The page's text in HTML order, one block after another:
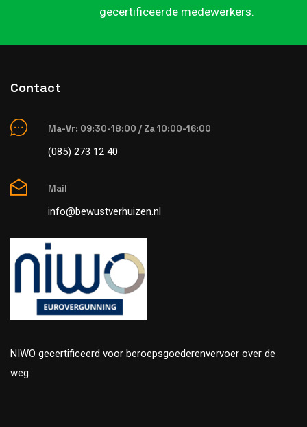
gecertificeerde medewerkers.
Contact
Ma-Vr: 09:30-18:00 / Za 10:00-16:00
(085) 273 12 40
Mail
info@bewustverhuizen.nl
NIWO gecertificeerd voor beroepsgoederenvervoer over de
weg.